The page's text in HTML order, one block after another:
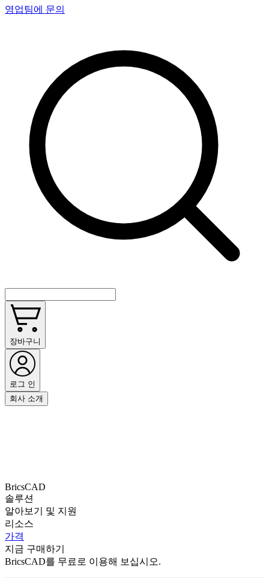
영업팀에 문의
장바구니
로그 인
회사 소개
BricsCAD
솔루션
알아보기 및 지원
리소스
가격
지금 구매하기
BricsCAD를 무료로 이용해 보십시오.